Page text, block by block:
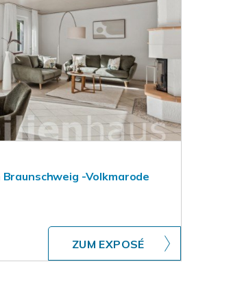
-Volkmarode
ZUM EXPOSÉ